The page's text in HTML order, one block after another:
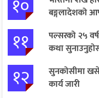
१०
बङ्गलादेशको
११
पल्सरको २५
कथा
१२
सुनकोसीमा
कार्य जारी